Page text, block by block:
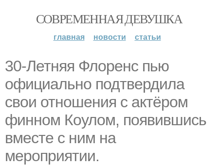
СОВРЕМЕННАЯ ДЕВУШКА
главная новости статьи
30-Летняя Флоренс пью
официально подтвердила
свои отношения с актёром
финном Коулом, появившись
вместе с ним на
мероприятии.